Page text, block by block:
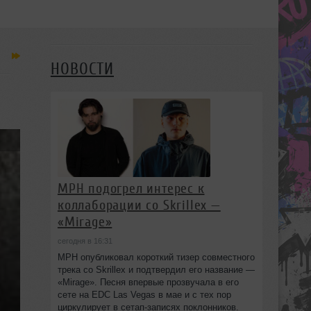
НОВОСТИ
MPH подогрел интерес к
коллаборации со Skrillex —
«Mirage»
сегодня в 16:31
MPH опубликовал короткий тизер совместного
трека со Skrillex и подтвердил его название —
«Mirage». Песня впервые прозвучала в его
сете на EDC Las Vegas в мае и с тех пор
циркулирует в сетап-записях поклонников.